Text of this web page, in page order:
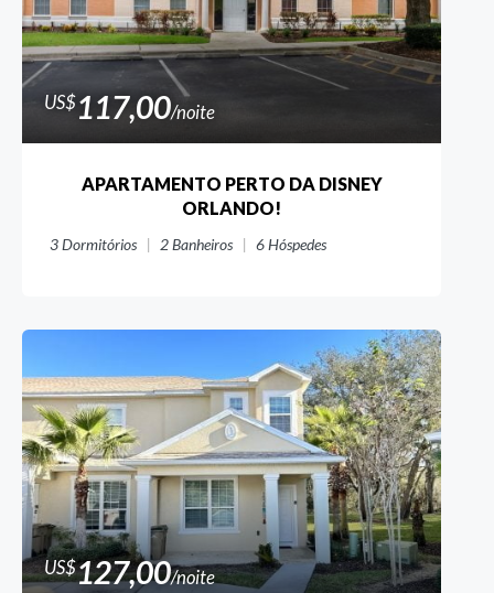
US$117,00/noite
APARTAMENTO PERTO DA DISNEY
ORLANDO!
3Dormitórios 2Banheiros 6Hóspedes
US$127,00/noite